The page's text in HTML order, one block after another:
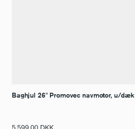
Baghjul 26″ Promovec navmotor, u/dæk
5.599,00 DKK